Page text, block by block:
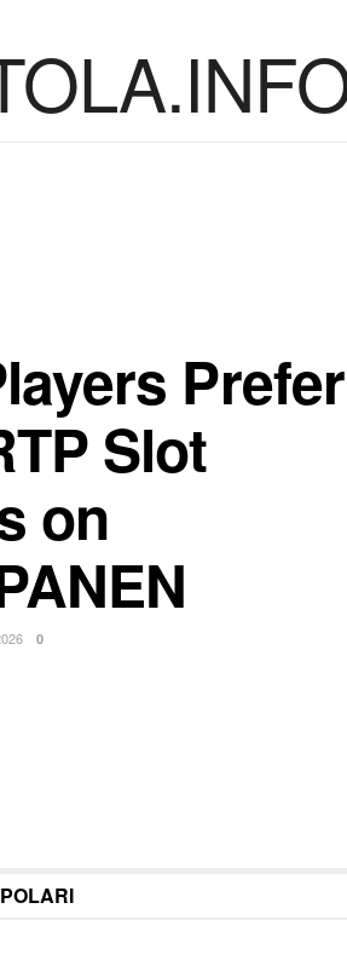
Prefer
Slot
on
0